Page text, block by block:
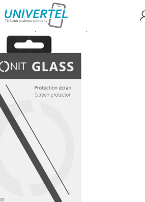
Verre trempé 2.5D classique